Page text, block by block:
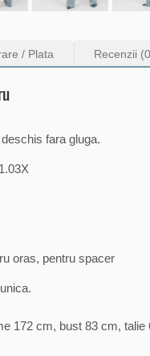
/ Plata Recenzii
fara gluga.
oras, pentru spacer
172 cm, bust 83 cm,